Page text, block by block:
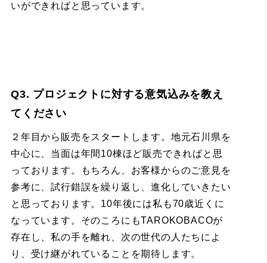
いができればと思っています。
Q3. プロジェクトに対する意気込みを教え
てください
２年目から販売をスタートします。地元石川県を
中心に、当面は年間10棟ほど販売できればと思
っております。もちろん、お客様からのご意見を
参考に、試行錯誤を繰り返し、進化していきたい
と思っております。10年後には私も70歳近くに
なっています。そのころにもTAROKOBACOが
存在し、私の手を離れ、次の世代の人たちによ
り、受け継がれていることを期待します。